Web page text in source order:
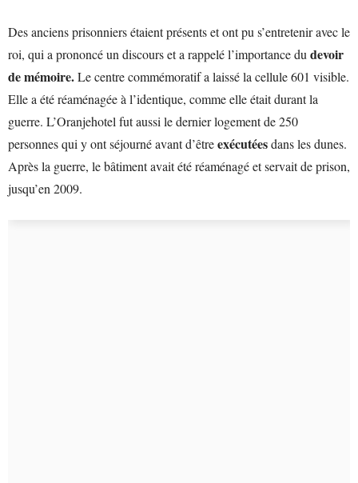
Des anciens prisonniers étaient présents et ont pu s’entretenir avec le
roi, qui a prononcé un discours et a rappelé l’importance du devoir
de mémoire.Le centre commémoratif a laissé la cellule 601 visible.
Elle a été réaménagée à l’identique, comme elle était durant la
guerre. L’Oranjehotel fut aussi le dernier logement de 250
personnes qui y ont séjourné avant d’êtreexécutéesdans les dunes.
Après la guerre, le bâtiment avait été réaménagé et servait de prison,
jusqu’en 2009.